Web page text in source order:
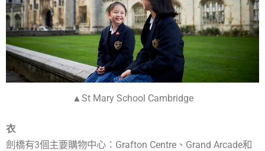
▲St Mary School Cambridge
衣
劍橋有3個主要購物中心：Grafton Centre、Grand Arcade和